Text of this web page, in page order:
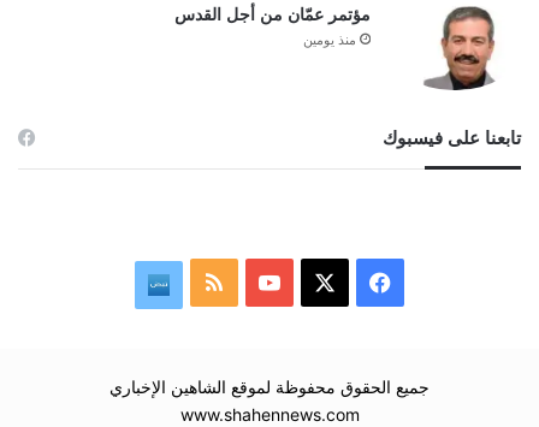
مؤتمر عمّان من أجل القدس
منذ يومين
تابعنا على فيسبوك
فيسبوك ‫YouTubeملخص
RSS
جميع الحقوق محفوظة لموقع الشاهين الإخباري
www.shahennews.com